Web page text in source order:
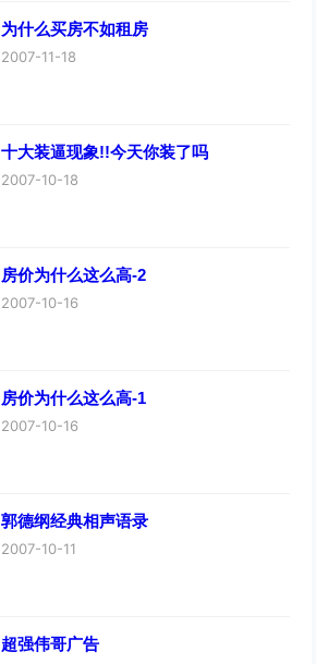
为什么买房不如租房
2007-11-18
十大装逼现象!!今天你装了吗
2007-10-18
房价为什么这么高-2
2007-10-16
房价为什么这么高-1
2007-10-16
郭德纲经典相声语录
2007-10-11
超强伟哥广告